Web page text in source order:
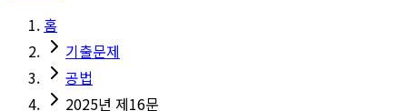
홈
기출문제
공법
2025년 제16문